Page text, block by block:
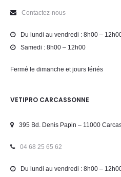
Contactez-nous
Du lundi au vendredi : 8h00 –
Samedi : 8h00 – 12h00
Fermé le dimanche et jours fériés
VETIPRO CARCASSONNE
395 Bd. Denis Papin – 11000
04 68 25 65 62
Du lundi au vendredi : 8h00 –